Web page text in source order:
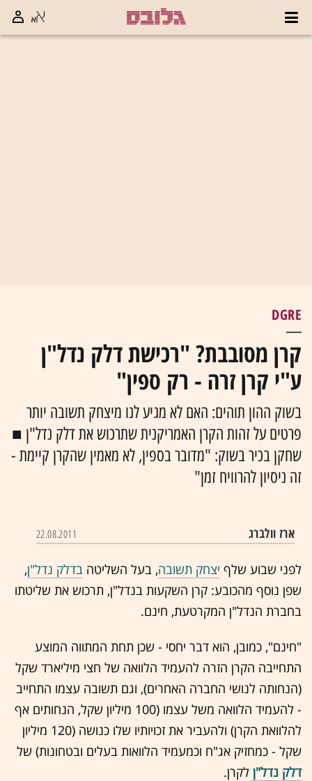
DGRE
קרן מסובבת? "רכישת דלק נדל"ן
ע"י קרן זרה - רק ספין"
בשוק ההון תוהים: האם לא מגיע לנו מיצחק תשובה יותר
פרטים על זהות הקרן האמריקנית שתרכוש את דלק נדל"ן ■
שחקן בכיר בשוק: "מדובר בספין, לא מאמין שהקרן קיימת -
זה ניסיון להרוויח זמן"
ארז וולברג 22.08.2011
לפני שבוע שלף יצחק תשובה, בעל השליטה בדלק נדל"ן,
שפן נוסף מהכובע: קרן השקעות בנדל"ן, תרכוש את שליטתו
בחברת הנדל"ן המקרטעת, חינם.
"חינם", כמובן, הוא דבר יחסי - שכן תחת המתווה המוצע
התחייבה הקרן הזרה להעמיד הלוואה של חצי מיליארד שקל
(הנחותה לנושי החברה האחרים), וגם תשובה עצמו התחייב
- להעמיד הלוואה משל עצמו (100 מיליון שקל, הנחותים אף
להלוואת הקרן) ולהעביר את זכויותיו שלו כנושה (120 מיליון
שקל - כמחזיק אג"ח וכמעמיד הלוואות בעלים ובטחונות) של
דלק נדל"ן לקרן.